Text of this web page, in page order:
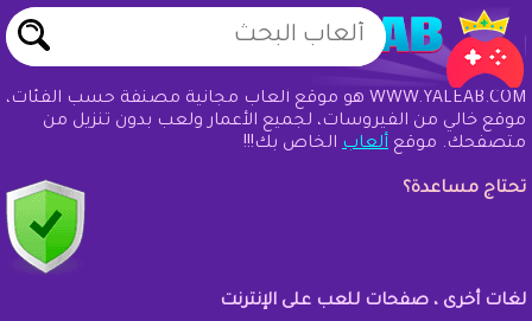
WWW.YALEAB.COM هو موقع ألعاب مجانية مصنفة حسب الفئات،
موقع خالي من الفيروسات، لجميع الأعمار ولعب بدون تنزيل من
متصفحك. موقع ألعاب الخاص بك!!!
تحتاج مساعدة؟
لغات أخرى ، صفحات للعب على الإنترنت